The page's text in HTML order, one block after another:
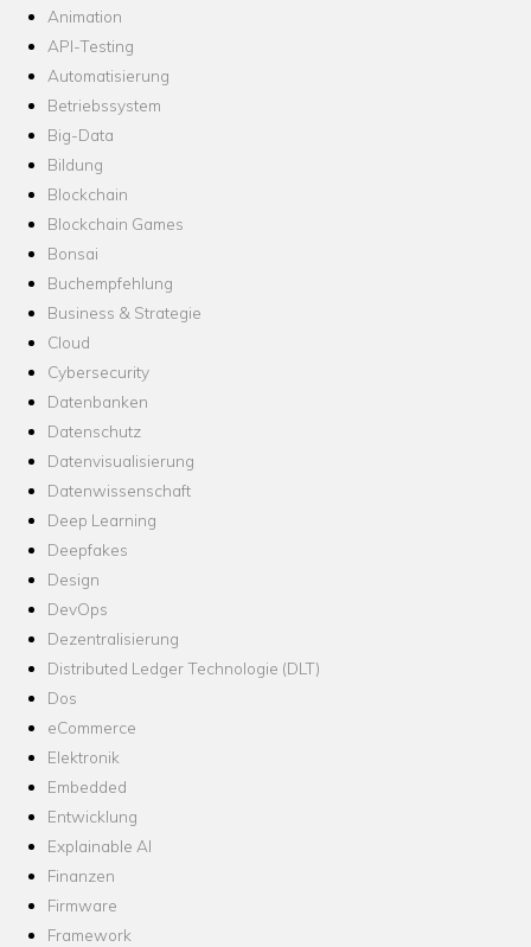
Animation
API-Testing
Automatisierung
Betriebssystem
Big-Data
Bildung
Blockchain
Blockchain Games
Bonsai
Buchempfehlung
Business & Strategie
Cloud
Cybersecurity
Datenbanken
Datenschutz
Datenvisualisierung
Datenwissenschaft
Deep Learning
Deepfakes
Design
DevOps
Dezentralisierung
Distributed Ledger Technologie (DLT)
Dos
eCommerce
Elektronik
Embedded
Entwicklung
Explainable AI
Finanzen
Firmware
Framework